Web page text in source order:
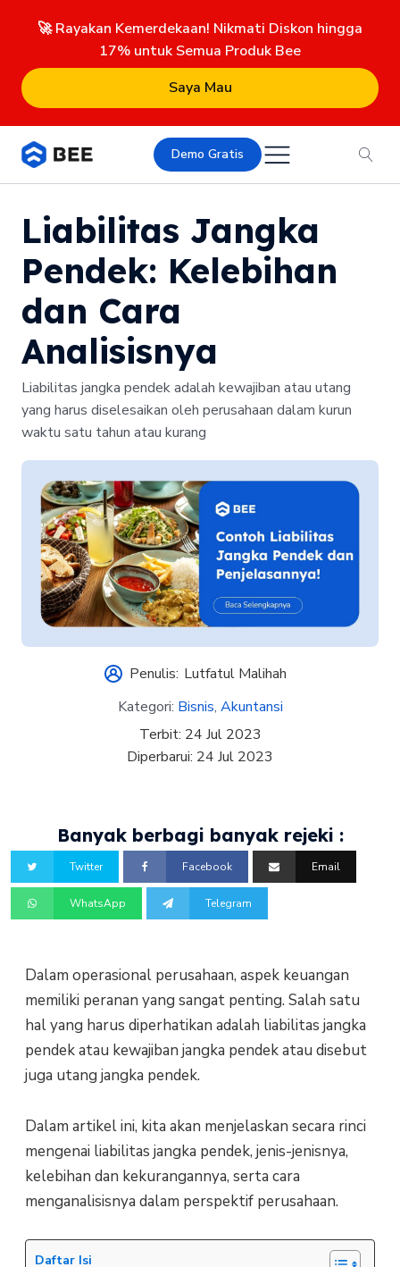
🚀 Rayakan Kemerdekaan! Nikmati Diskon hingga
17% untuk Semua Produk Bee
Saya Mau
Demo Gratis
Liabilitas Jangka
Pendek: Kelebihan
dan Cara
Analisisnya
Liabilitas jangka pendek adalah kewajiban atau utang
yang harus diselesaikan oleh perusahaan dalam kurun
waktu satu tahun atau kurang
Penulis: Lutfatul Malihah
Kategori: Bisnis, Akuntansi
Terbit: 24 Jul 2023
Diperbarui: 24 Jul 2023
Banyak berbagi banyak rejeki :
Twitter Facebook Email
WhatsApp Telegram
Dalam operasional perusahaan, aspek keuangan
memiliki peranan yang sangat penting. Salah satu
hal yang harus diperhatikan adalah liabilitas jangka
pendek atau kewajiban jangka pendek atau disebut
juga utang jangka pendek.
Dalam artikel ini, kita akan menjelaskan secara rinci
mengenai liabilitas jangka pendek, jenis-jenisnya,
kelebihan dan kekurangannya, serta cara
menganalisisnya dalam perspektif perusahaan.
Daftar Isi